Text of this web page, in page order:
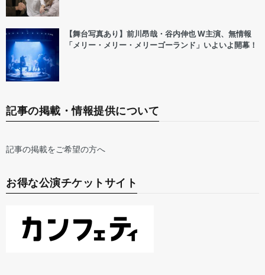
【舞台写真あり】前川昂哉・谷内伸也 W主演、無情報
「メリー・メリー・メリーゴーランド」いよいよ開幕！
記事の掲載・情報提供について
記事の掲載をご希望の方へ
お得な公演チケットサイト